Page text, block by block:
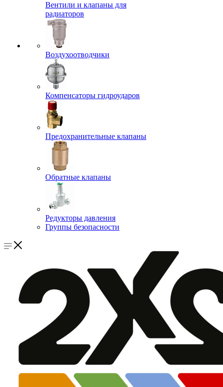
Вентили и клапаны для
радиаторов
Воздухоотводчики
Компенсаторы гидроударов
Предохранительные клапаны
Обратные клапаны
Редукторы давления
Группы безопасности